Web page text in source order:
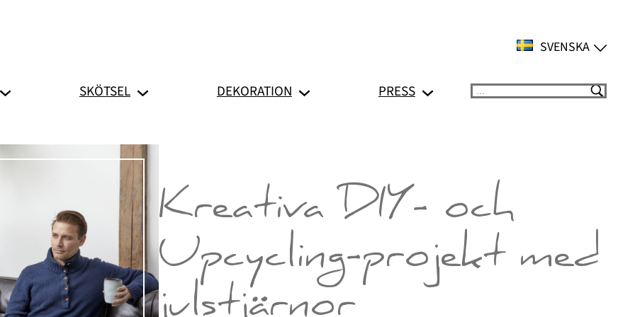
SVENSKA
SKÖTSEL DEKORATION PRESS Suchen
Kreativa DIY- och
Upcycling-projekt med